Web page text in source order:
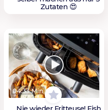
Zutaten 😍
04:33 Min